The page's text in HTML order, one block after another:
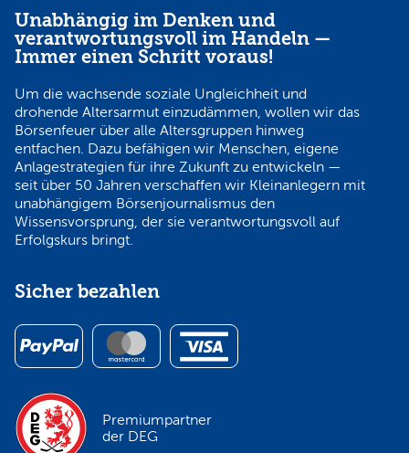
Unabhängig im Denken und
verantwortungsvoll im Handeln —
Immer einen Schritt voraus!
Um die wachsende soziale Ungleichheit und
drohende Altersarmut einzudämmen, wollen wir das
Börsenfeuer über alle Altersgruppen hinweg
entfachen. Dazu befähigen wir Menschen, eigene
Anlagestrategien für ihre Zukunft zu entwickeln —
seit über 50 Jahren verschaffen wir Kleinanlegern mit
unabhängigem Börsenjournalismus den
Wissensvorsprung, der sie verantwortungsvoll auf
Erfolgskurs bringt.
Sicher bezahlen
Premiumpartner
der DEG